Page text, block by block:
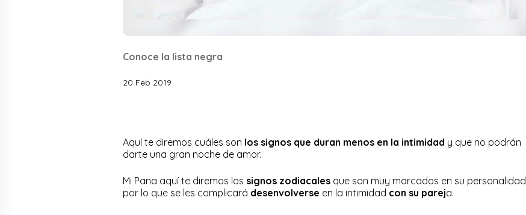
Conoce la lista negra
20 Feb 2019
Aquí te diremos cuáles son los signos que duran menos en la intimidad y que no podrán
darte una gran noche de amor.
Mi Pana aquí te diremos los signos zodiacales que son muy marcados en su personalidad
por lo que se les complicará desenvolverse en la intimidad con su pareja.